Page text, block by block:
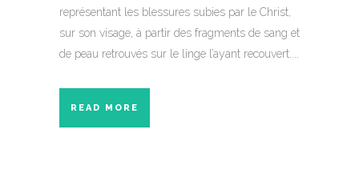
représentant les blessures subies par le Christ,
sur son visage, à partir des fragments de sang et
de peau retrouvés sur le linge l’ayant recouvert....
READ MORE